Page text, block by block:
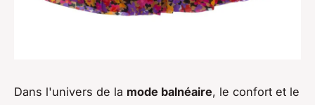
Dans l'univers de la mode balnéaire, le confort et le